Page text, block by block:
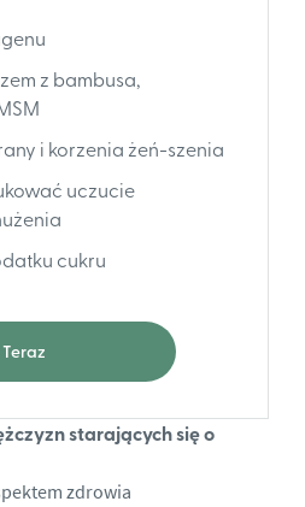
z bambusa,
i korzenia żeń-szenia
uczucie
cukru
starających się o
zdrowia